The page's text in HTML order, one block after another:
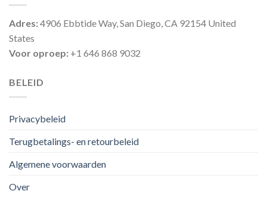
Adres:4906 Ebbtide Way, San Diego, CA 92154 United
States
Voor oproep: +1 646 868 9032
BELEID
Privacybeleid
Terugbetalings- en retourbeleid
Algemene voorwaarden
Over